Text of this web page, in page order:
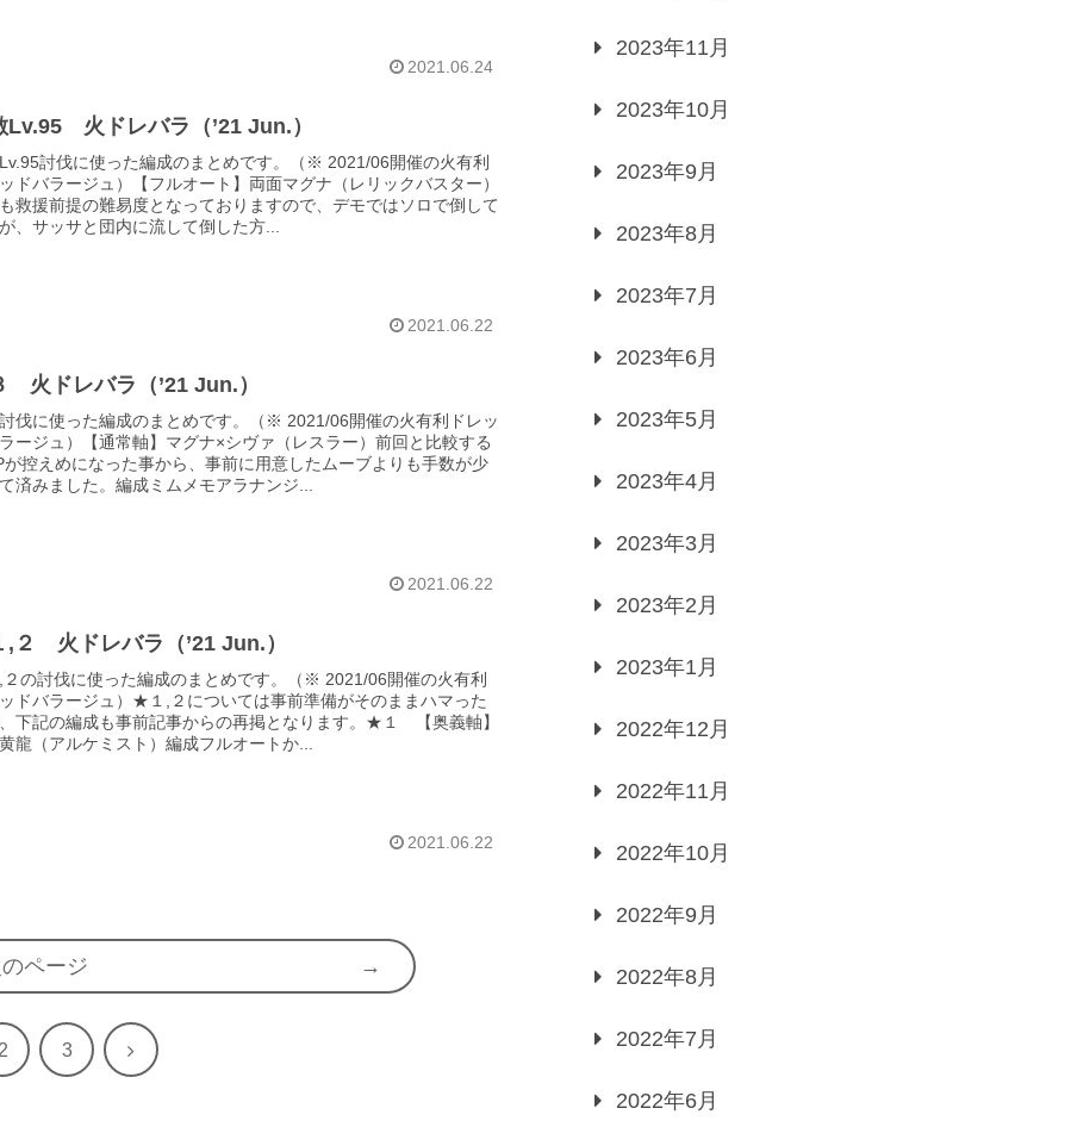
2021.06.24
Lv.95 火ドレバラ（’21 Jun.）
討伐に使った編成のまとめです。（※ 2021/06開催の火有利
ッドバラージュ）【フルオート】両面マグナ（レリックバスター）
救援前提の難易度となっておりますので、デモではソロで倒して
、サッサと団内に流して倒した方...
2021.06.22
火ドレバラ（’21 Jun.）
伐に使った編成のまとめです。（※ 2021/06開催の火有利ドレッ
ラージュ）【通常軸】マグナ×シヴァ（レスラー）前回と比較する
が控えめになった事から、事前に用意したムーブよりも手数が少
済みました。編成ミムメモアラナンジ...
2021.06.22
２ 火ドレバラ（’21 Jun.）
の討伐に使った編成のまとめです。（※ 2021/06開催の火有利
ッドバラージュ）★１,２については事前準備がそのままハマった
下記の編成も事前記事からの再掲となります。★１ 【奥義軸】
龍（アルケミスト）編成フルオートか...
2021.06.22
ページ
2 3 次
2023年11月
2023年10月
2023年9月
2023年8月
2023年7月
2023年6月
2023年5月
2023年4月
2023年3月
2023年2月
2023年1月
2022年12月
2022年11月
2022年10月
2022年9月
2022年8月
2022年7月
2022年6月